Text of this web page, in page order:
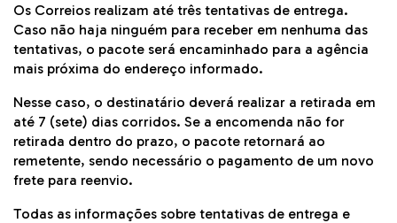
Os Correios realizam até três tentativas de entrega.
Caso não haja ninguém para receber em nenhuma das
tentativas, o pacote será encaminhado para a agência
mais próxima do endereço informado.
Nesse caso, o destinatário deverá realizar a retirada em
até 7 (sete) dias corridos. Se a encomenda não for
retirada dentro do prazo, o pacote retornará ao
remetente, sendo necessário o pagamento de um novo
frete para reenvio.
Todas as informações sobre tentativas de entrega e